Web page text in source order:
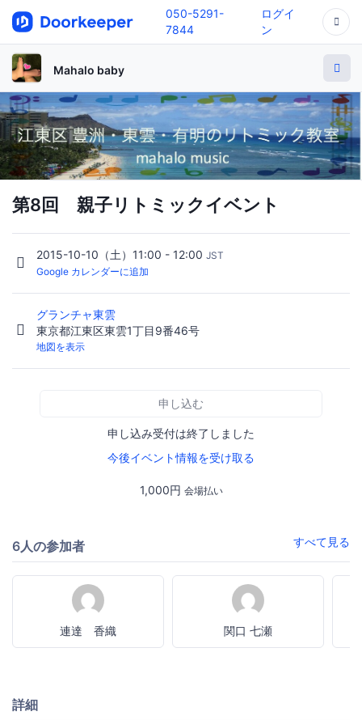
050-5291-
7844
ログイ
ン
Mahalo baby
第8回 親子リトミックイベント
2015-10-10（土）11:00 - 12:00 JST
Google カレンダーに追加
グランチャ東雲
東京都江東区東雲1丁目9番46号
地図を表示
申し込む
申し込み受付は終了しました
今後イベント情報を受け取る
1,000円 会場払い
6人の参加者 すべて見る
連達 香織 関口 七瀬
詳細